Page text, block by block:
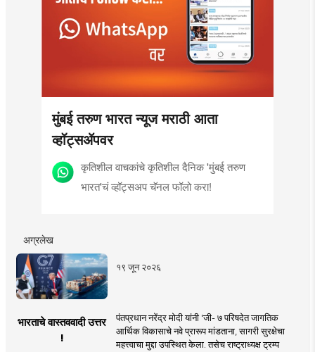
मुंबई तरुण भारत न्यूज मराठी आता
व्हॉट्सॲपवर
कृतिशील वाचकांचे कृतिशील दैनिक 'मुंबई तरुण
भारत'चं व्हॉट्सअप चॅनल फॉलो करा!
अग्रलेख
१९ जून २०२६
भारताचे वास्तववादी उत्तर
!
पंतप्रधान नरेंद्र मोदी यांनी 'जी- ७ परिषदेत जागतिक
आर्थिक विकासाचे नवे प्रारूप मांडताना, सागरी सुरक्षेचा
महत्त्वाचा मुद्दा उपस्थित केला. तसेच राष्ट्राध्यक्ष ट्रम्प